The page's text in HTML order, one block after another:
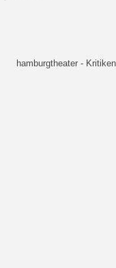
hamburgtheater -